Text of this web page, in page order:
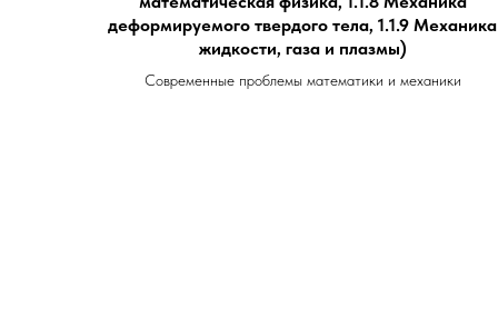
деформируемого твердого тела, 1.1.9 Механика
жидкости, газа и плазмы)
Современные проблемы математики и механики